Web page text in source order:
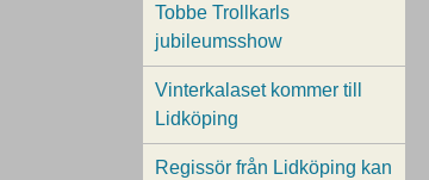
Tobbe Trollkarls
jubileumsshow
Vinterkalaset kommer till
Lidköping
Regissör från Lidköping kan